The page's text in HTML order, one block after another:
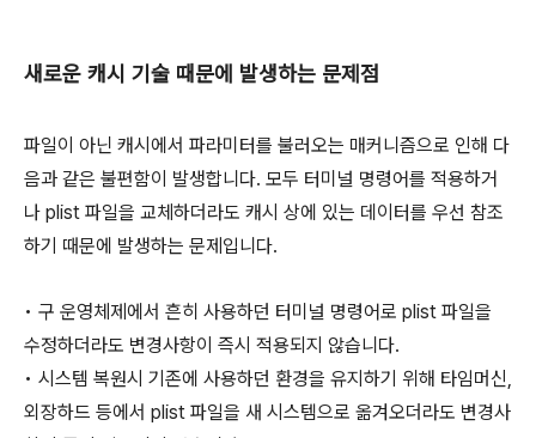
새로운 캐시 기술 때문에 발생하는 문제점
파일이 아닌 캐시에서 파라미터를 불러오는 매커니즘으로 인해 다
음과 같은 불편함이 발생합니다. 모두 터미널 명령어를 적용하거
나 plist 파일을 교체하더라도 캐시 상에 있는 데이터를 우선 참조
하기 때문에 발생하는 문제입니다.
• 구 운영체제에서 흔히 사용하던 터미널 명령어로 plist 파일을
수정하더라도 변경사항이 즉시 적용되지 않습니다.
• 시스템 복원시 기존에 사용하던 환경을 유지하기 위해 타임머신,
외장하드 등에서 plist 파일을 새 시스템으로 옮겨오더라도 변경사